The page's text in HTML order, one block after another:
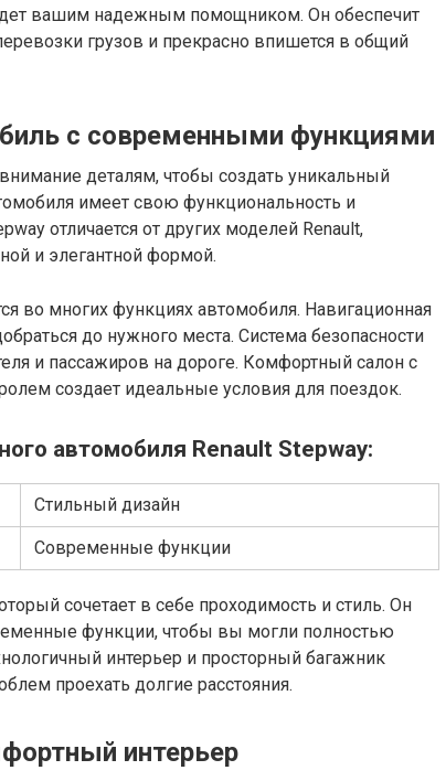
вашим надежным помощником. Он обеспечит
грузов и прекрасно впишется в общий
с современными функциями
деталям, чтобы создать уникальный
имеет свою функциональность и
отличается от других моделей Renault,
и элегантной формой.
во многих функциях автомобиля. Навигационная
до нужного места. Система безопасности
и пассажиров на дороге. Комфортный салон с
создает идеальные условия для поездок.
автомобиля Renault Stepway:
Стильный дизайн
Современные функции
сочетает в себе проходимость и стиль. Он
функции, чтобы вы могли полностью
интерьер и просторный багажник
проехать долгие расстояния.
интерьер